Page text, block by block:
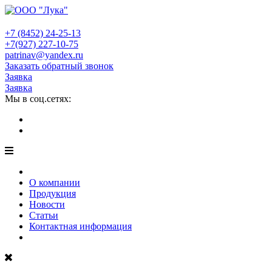
+7 (8452) 24-25-13
+7(927) 227-10-75
patrinav@yandex.ru
Заказать обратный звонок
Заявка
Заявка
Мы в соц.сетях:
О компании
Продукция
Новости
Статьи
Контактная информация